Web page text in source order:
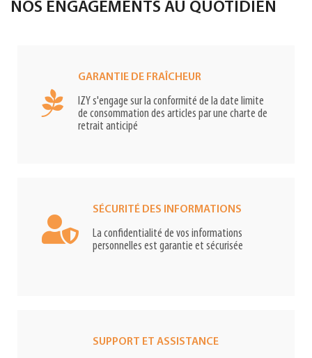
NOS ENGAGEMENTS AU QUOTIDIEN
GARANTIE DE FRAÎCHEUR
IZY s'engage sur la conformité de la date limite
de consommation des articles par une charte de
retrait anticipé
SÉCURITÉ DES INFORMATIONS
La confidentialité de vos informations
personnelles est garantie et sécurisée
SUPPORT ET ASSISTANCE